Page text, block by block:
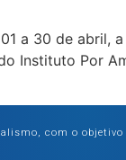
a 30 de abril,
Instituto Por
com o